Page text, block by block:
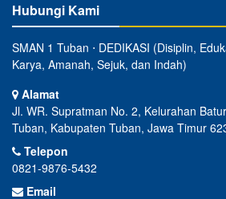
Hubungi Kami
SMAN 1 Tuban ⋅ DEDIKASI (Disiplin,
Karya, Amanah, Sejuk, dan Indah)
Alamat
Jl. WR. Supratman No. 2, Kelurahan
Tuban, Kabupaten Tuban, Jawa Timur
Telepon
0821-9876-5432
Email